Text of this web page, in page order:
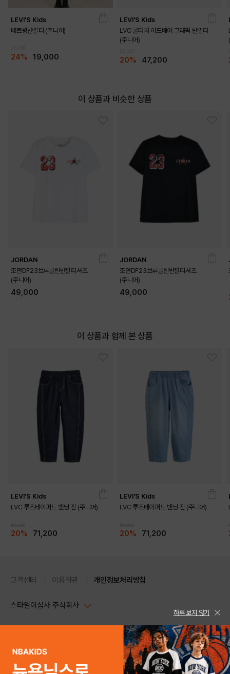
LEVI'S Kids
배트윙반팔티 (주니어)
24% 19,000
LEVI'S Kids
LVC 쿨터치 어드베어 그래픽 반팔티
(주니어)
20% 47,200
이 상품과 비슷한 상품
JORDAN
조던DF23브루클린반팔티셔츠
(주니어)
49,000
JORDAN
조던DF23브루클린반팔티셔츠
(주니어)
49,000
이 상품과 함께 본 상품
LEVI'S Kids
LVC 루즈테이퍼드 밴딩 진 (주니어)
20% 71,200
LEVI'S Kids
LVC 루즈테이퍼드 밴딩 진 (주니어)
20% 71,200
고객센터 이용약관 개인정보처리방침
스타일이십사 주식회사
주소 : 서울시 강남구 논현로 633, 6층 (논현동, 한세엠케이빌딩)
사업자등록번호 : 116-81-32499
통신판매업신고번호 : 제 2024-서울강남-04239
스타일24 고객센터 1544-5336
평일 09:00~ 18:00 (토/일/공휴일 휴무)
하루 보지 않기